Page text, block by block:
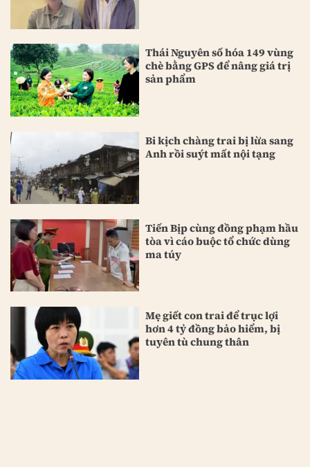
Thái Nguyên số hóa 149 vùng
chè bằng GPS để nâng giá trị
sản phẩm
Bi kịch chàng trai bị lừa sang
Anh rồi suýt mất nội tạng
Tiến Bịp cùng đồng phạm hầu
tòa vì cáo buộc tổ chức dùng
ma túy
Mẹ giết con trai để trục lợi
hơn 4 tỷ đồng bảo hiểm, bị
tuyên tù chung thân